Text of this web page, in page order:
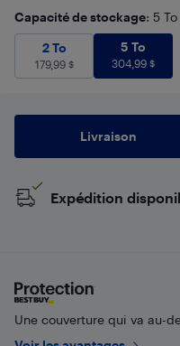
Capacité de stockage: 5 To
2 To
$
2 To
179,99$
5 To
5 To
304,99 $
Livraison
Expédition
Une couverture qui va au-